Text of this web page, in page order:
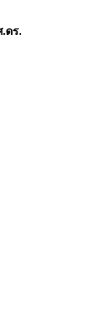
ดร.